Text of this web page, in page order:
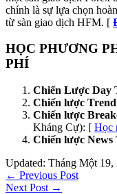
chính là sự lựa chọn
từ sàn giao dịch HFM. [
HỌC PHƯƠNG
PHÍ
Chiến Lược Day
Chiến lược
Chiến lược
Kháng Cự): [ Học
Chiến lược News
Updated: Tháng Một
← Previous Post
Next Post →